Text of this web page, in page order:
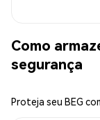
Como
segurança
Proteja seu BEG